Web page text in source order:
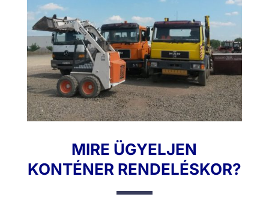
MIRE ÜGYELJEN
KONTÉNER RENDELÉSKOR?